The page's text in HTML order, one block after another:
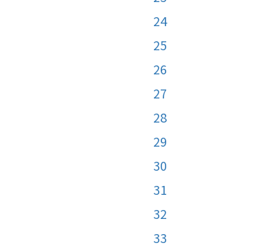
24
25
26
27
28
29
30
31
32
33